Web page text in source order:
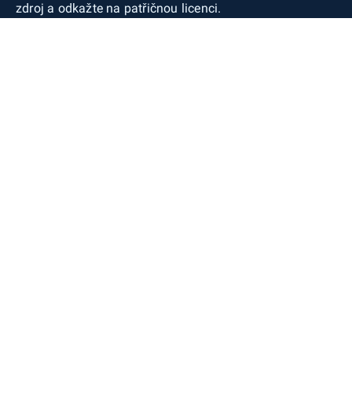
zdroj a odkažte na patřičnou licenci.